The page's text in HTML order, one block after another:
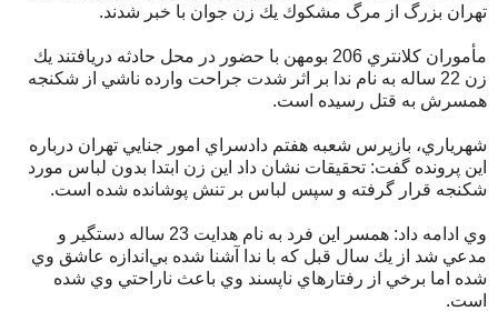
تهران بزرگ از مرگ مشكوك يك زن جوان با خبر شدند.
مأموران كلانتري 206 بومهن با حضور در محل حادثه دريافتند يك
زن 22 ساله به نام ندا بر اثر شدت جراحت وارده ناشي از شكنجه
همسرش به قتل رسيده است.
شهرياري، بازپرس شعبه هفتم دادسراي امور جنايي تهران درباره
اين پرونده گفت: تحقيقات نشان داد اين زن ابتدا بدون لباس مورد
شكنجه قرار گرفته و سپس لباس بر تنش پوشانده شده است.
وي ادامه داد: همسر اين فرد به نام هدايت 23 ساله دستگير و
مدعي شد از يك سال قبل كه با ندا آشنا شده بي‌اندازه عاشق وي
شده اما برخي از رفتارهاي ناپسند وي باعث ناراحتي وي شده
است.